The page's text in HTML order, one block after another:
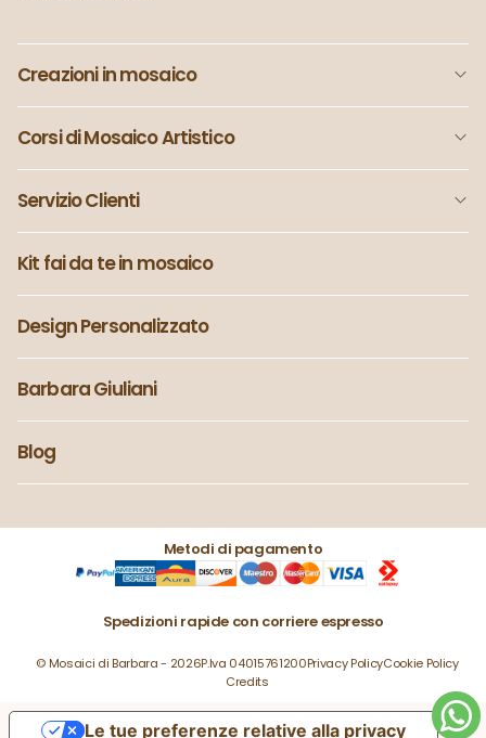
Creazioni in mosaico
Corsi di Mosaico Artistico
Servizio Clienti
Kit fai da te in mosaico
Design Personalizzato
Barbara Giuliani
Blog
© Mosaici di Barbara - 2026P.Iva 04015761200Privacy PolicyCookie Policy
Credits
Metodi di pagamento
Spedizioni rapide con corriere espresso
Le tue preferenze relative alla privacy